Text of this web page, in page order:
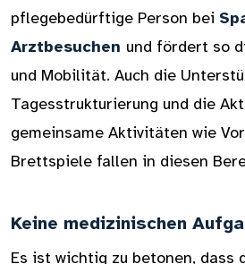
pflegebedürftige Person bei
Arztbesuchen und fördert so
und Mobilität. Auch die
Tagesstrukturierung und die
gemeinsame Aktivitäten wie
Brettspiele fallen in diesen
Keine medizinischen
Es ist wichtig zu betonen, dass